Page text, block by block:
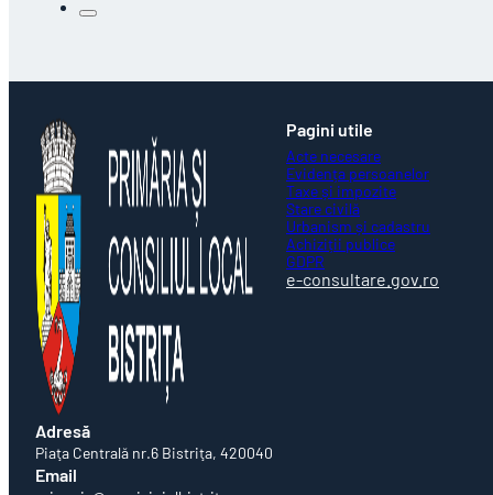
Adresă
Piaţa Centrală nr.6 Bistriţa, 420040
Email
Pagini utile
Acte necesare
Evidența persoanelor
Taxe și impozite
Stare civilă
Urbanism și cadastru
Achiziții publice
GDPR
e-consultare.gov.ro